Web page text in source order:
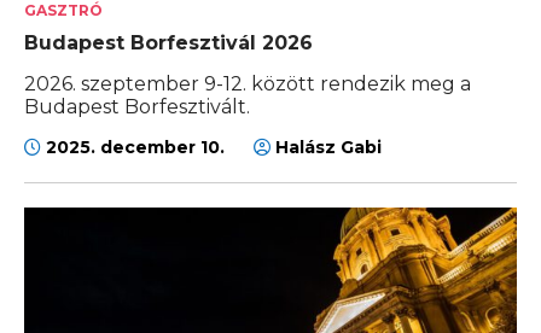
GASZTRÓ
Budapest Borfesztivál 2026
2026. szeptember 9-12. között rendezik meg a
Budapest Borfesztivált.
2025. december 10. Halász Gabi